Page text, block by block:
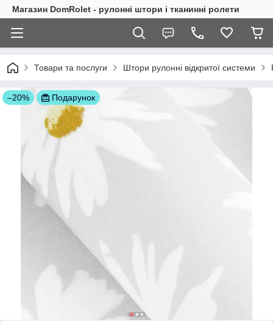
Магазин DomRolet - рулонні штори і тканинні ролети
Товари та послуги Штори рулонні відкритої системи
–20% Подарунок